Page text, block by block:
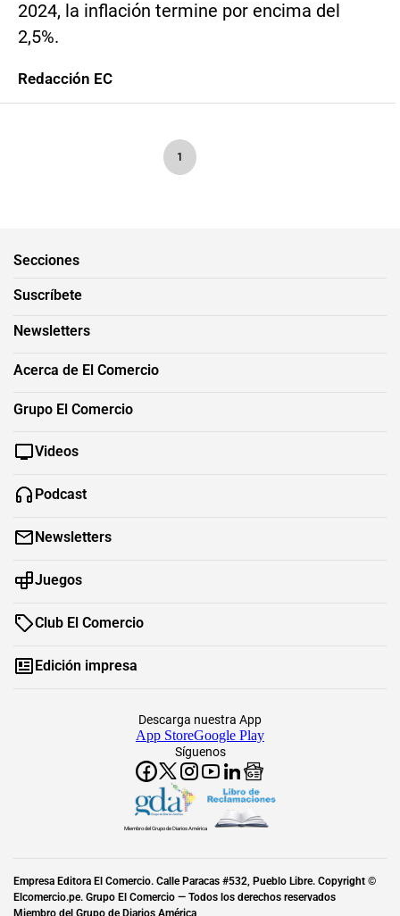
2024, la inflación termine por encima del
2,5%.
Redacción EC
1
Secciones
Suscríbete
Newsletters
Acerca de El Comercio
Grupo El Comercio
Videos
Podcast
Newsletters
Juegos
Club El Comercio
Edición impresa
Síguenos
Descarga nuestra App
App StoreGoogle Play
Miembro del Grupo de Diarios América
Empresa Editora El Comercio. Calle Paracas #532, Pueblo Libre. Copyright ©
Elcomercio.pe. Grupo El Comercio — Todos los derechos reservados
Miembro del Grupo de Diarios América